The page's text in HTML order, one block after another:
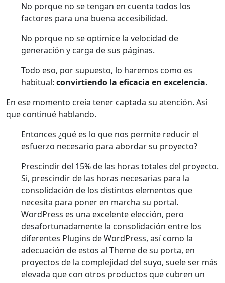
No porque no se tengan en cuenta todos los
factores para una buena accesibilidad.
No porque no se optimice la velocidad de
generación y carga de sus páginas.
Todo eso, por supuesto, lo haremos como es
habitual: convirtiendo la eficacia en excelencia.
En ese momento creía tener captada su atención. Así
que continué hablando.
Entonces ¿qué es lo que nos permite reducir el
esfuerzo necesario para abordar su proyecto?
Prescindir del 15% de las horas totales del proyecto.
Si, prescindir de las horas necesarias para la
consolidación de los distintos elementos que
necesita para poner en marcha su portal.
WordPress es una excelente elección, pero
desafortunadamente la consolidación entre los
diferentes Plugins de WordPress, así como la
adecuación de estos al Theme de su porta, en
proyectos de la complejidad del suyo, suele ser más
elevada que con otros productos que cubren un